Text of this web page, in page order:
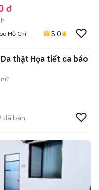
đ
Hồ Chí
5.0
thật Họa tiết da báo
đã bán